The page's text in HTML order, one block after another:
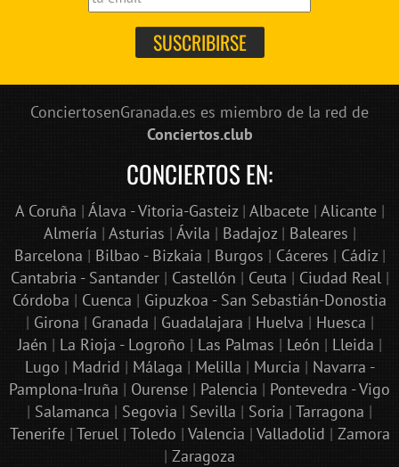
ConciertosenGranada.es es miembro de la red de
Conciertos.club
CONCIERTOS EN:
A Coruña | Álava - Vitoria-Gasteiz| Albacete| Alicante|
Almería | Asturias | Ávila | Badajoz| Baleares |
Barcelona | Bilbao - Bizkaia | Burgos | Cáceres | Cádiz|
Cantabria - Santander| Castellón | Ceuta | Ciudad Real|
Córdoba | Cuenca | Gipuzkoa - San Sebastián-Donostia
| Girona | Granada | Guadalajara | Huelva | Huesca |
Jaén | La Rioja - Logroño | Las Palmas | León | Lleida |
Lugo | Madrid | Málaga | Melilla | Murcia | Navarra -
Pamplona-Iruña | Ourense | Palencia | Pontevedra - Vigo
| Salamanca | Segovia | Sevilla | Soria | Tarragona |
Tenerife| Teruel| Toledo | Valencia | Valladolid | Zamora
| Zaragoza